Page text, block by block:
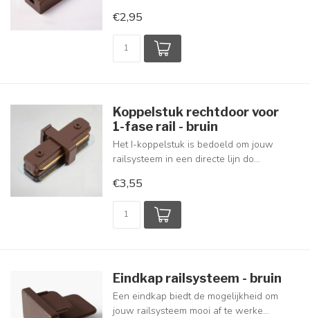
€2,95
Koppelstuk rechtdoor voor
1-fase rail - bruin
Het I-koppelstuk is bedoeld om jouw
railsysteem in een directe lijn do...
€3,55
Eindkap railsysteem - bruin
Een eindkap biedt de mogelijkheid om
jouw railsysteem mooi af te werke...